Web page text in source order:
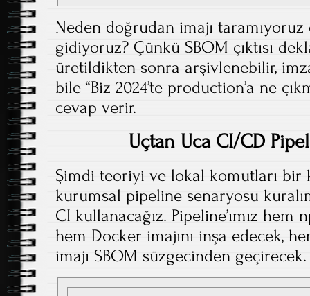
Neden doğrudan imajı
gidiyoruz? Çünkü SBOM çıktısı
üretildikten sonra arşivlenebilir,
bile “Biz 2024’te production’a ne
cevap verir.
Uçtan Uca CI/CD
Şimdi teoriyi ve lokal komutları bir
kurumsal pipeline senaryosu
CI kullanacağız. Pipeline’ımız
hem Docker imajını inşa edecek,
imajı SBOM süzgecinden geçirecek.